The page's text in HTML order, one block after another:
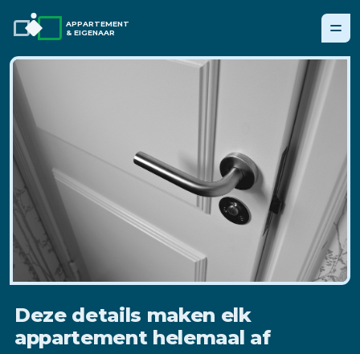
APPARTEMENT
& EIGENAAR
Deze details maken elk
appartement helemaal af